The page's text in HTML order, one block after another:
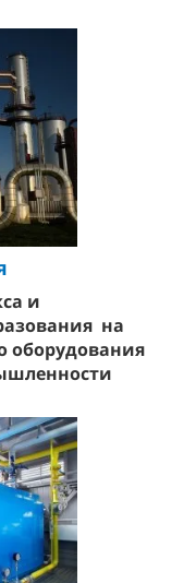
и
на
оборудования